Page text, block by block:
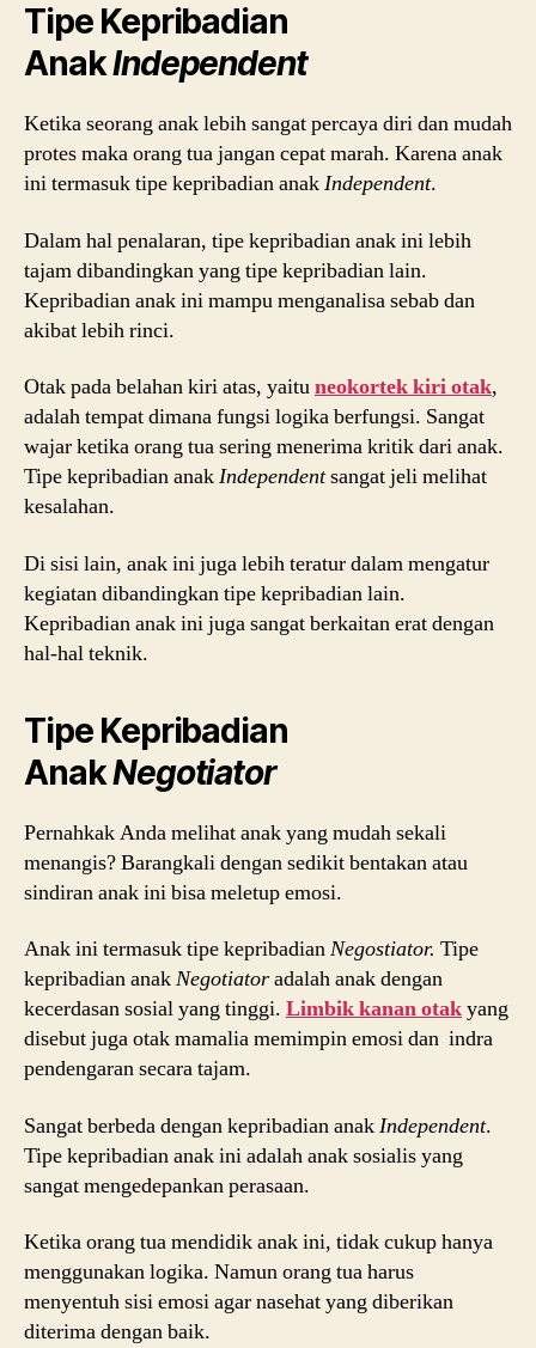
Tipe Kepribadian
AnakIndependent
Ketika seorang anak lebih sangat percaya diri dan mudah
protes maka orang tua jangan cepat marah. Karena anak
ini termasuk tipe kepribadian anakIndependent.
Dalam hal penalaran, tipe kepribadian anak ini lebih
tajam dibandingkan yang tipe kepribadian lain.
Kepribadian anak ini mampu menganalisa sebab dan
akibat lebih rinci.
Otak pada belahan kiri atas, yaituneokortek kiri otak,
adalah tempat dimana fungsi logika berfungsi. Sangat
wajar ketika orang tua sering menerima kritik dari anak.
Tipe kepribadian anakIndependentsangat jeli melihat
kesalahan.
Di sisi lain, anak ini juga lebih teratur dalam mengatur
kegiatan dibandingkan tipe kepribadian lain.
Kepribadian anak ini juga sangat berkaitan erat dengan
hal-hal teknik.
Tipe Kepribadian
AnakNegotiator
Pernahkak Anda melihat anak yang mudah sekali
menangis? Barangkali dengan sedikit bentakan atau
sindiran anak ini bisa meletup emosi.
Anak ini termasuk tipe kepribadianNegostiator. Tipe
kepribadian anakNegotiatoradalah anak dengan
kecerdasan sosial yang tinggi. Limbik kanan otakyang
disebut juga otak mamalia memimpin emosi dan indra
pendengaran secara tajam.
Sangat berbeda dengan kepribadian anakIndependent.
Tipe kepribadian anak ini adalah anak sosialis yang
sangat mengedepankan perasaan.
Ketika orang tua mendidik anak ini, tidak cukup hanya
menggunakan logika. Namun orang tua harus
menyentuh sisi emosi agar nasehat yang diberikan
diterima dengan baik.